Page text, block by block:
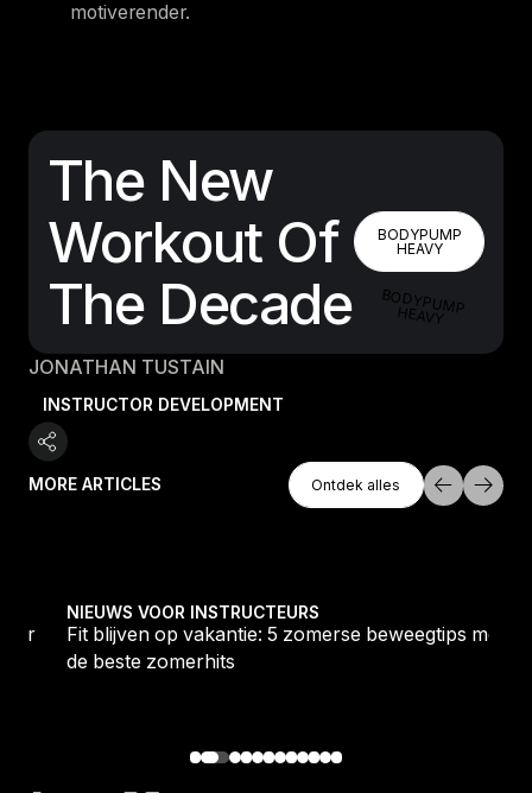
motiverender.
The New
Workout Of
The Decade
BODYPUMP
HEAVY
BODYPUMP
HEAVY
JONATHAN TUSTAIN
INSTRUCTOR DEVELOPMENT
MORE ARTICLES
Ontdek Alles
Ontdek alles
NIEUWS VOOR INSTRUCTEURS
Fit blijven op vakantie: 5 zomerse beweegtips met
de beste zomerhits